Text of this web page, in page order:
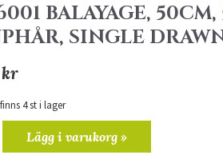
BALAYAGE, 50CM,
SINGLE
4 st i lager
Lägg i varukorg »